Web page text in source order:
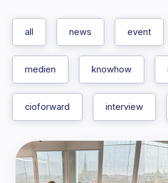
all news event
medien knowhow
cioforward interview